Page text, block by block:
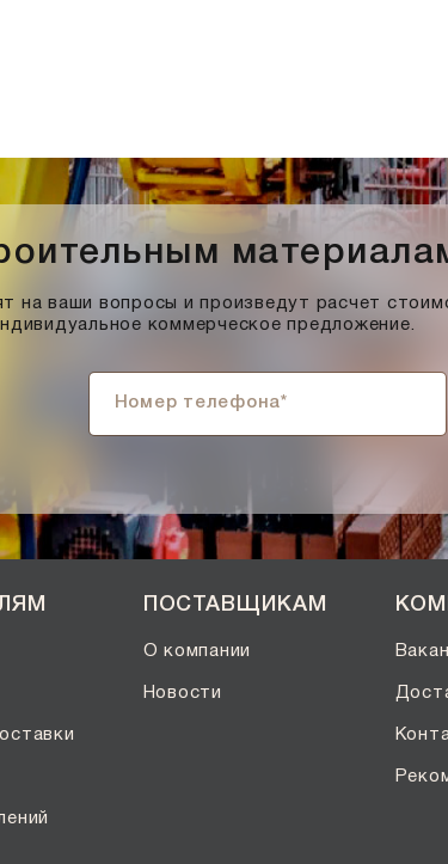
на ваши вопросы и произведут расчет
коммерческое предложение.
ПОСТАВЩИКАМ
О компании
Новости